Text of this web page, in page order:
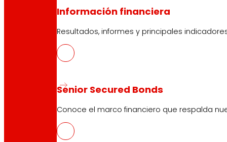
Información financiera
Resultados, informes y principales
Senior Secured Bonds
Conoce el marco financiero que respalda